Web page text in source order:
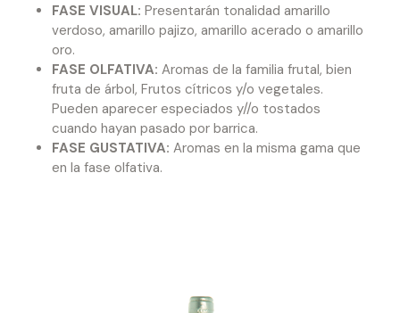
FASE VISUAL: Presentarán tonalidad amarillo
verdoso, amarillo pajizo, amarillo acerado o amarillo
oro.
FASE OLFATIVA: Aromas de la familia frutal, bien
fruta de árbol, Frutos cítricos y/o vegetales.
Pueden aparecer especiados y//o tostados
cuando hayan pasado por barrica.
FASE GUSTATIVA: Aromas en la misma gama que
en la fase olfativa.